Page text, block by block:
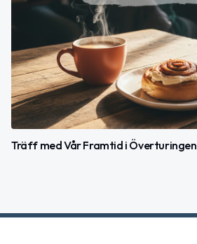
Träff med Vår Framtid i Överturingen